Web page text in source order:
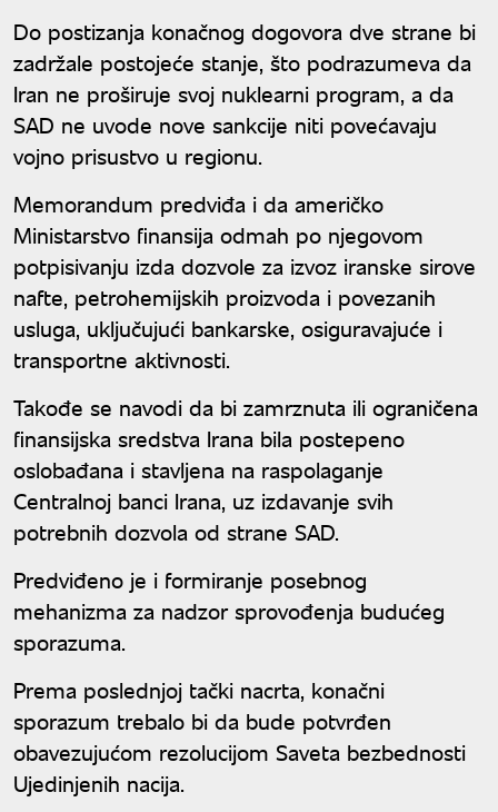
Do postizanja konačnog dogovora dve strane bi
zadržale postojeće stanje, što podrazumeva da
Iran ne proširuje svoj nuklearni program, a da
SAD ne uvode nove sankcije niti povećavaju
vojno prisustvo u regionu.
Memorandum predviđa i da američko
Ministarstvo finansija odmah po njegovom
potpisivanju izda dozvole za izvoz iranske sirove
nafte, petrohemijskih proizvoda i povezanih
usluga, uključujući bankarske, osiguravajuće i
transportne aktivnosti.
Takođe se navodi da bi zamrznuta ili ograničena
finansijska sredstva Irana bila postepeno
oslobađana i stavljena na raspolaganje
Centralnoj banci Irana, uz izdavanje svih
potrebnih dozvola od strane SAD.
Predviđeno je i formiranje posebnog
mehanizma za nadzor sprovođenja budućeg
sporazuma.
Prema poslednjoj tački nacrta, konačni
sporazum trebalo bi da bude potvrđen
obavezujućom rezolucijom Saveta bezbednosti
Ujedinjenih nacija.